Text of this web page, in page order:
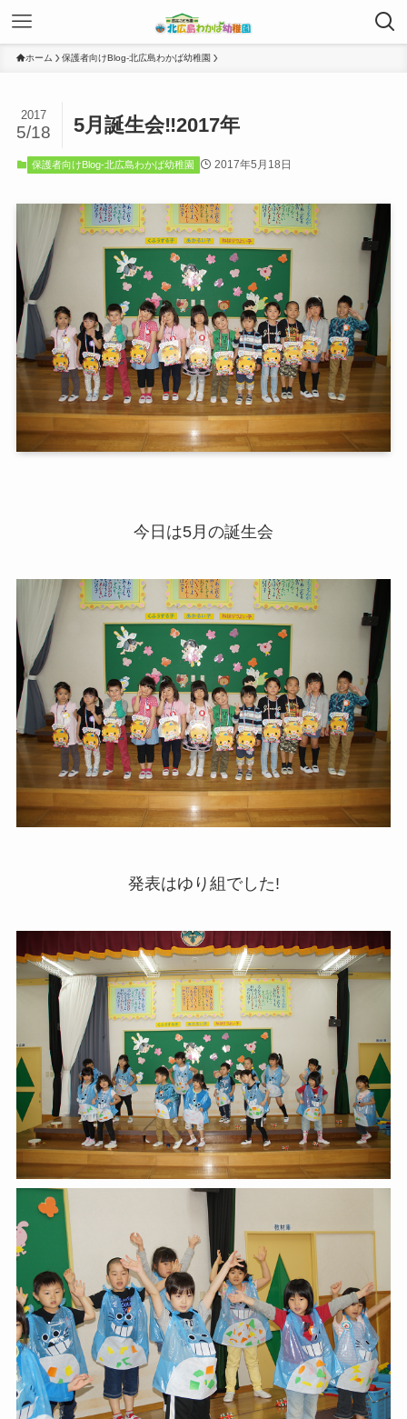
ホーム 保護者向けBlog-北広島わかば幼稚園
5月誕生会‼2017年
2017
5/18
保護者向けBlog-北広島わかば幼稚園 2017年5月18日
今日は5月の誕生会
発表はゆり組でした!